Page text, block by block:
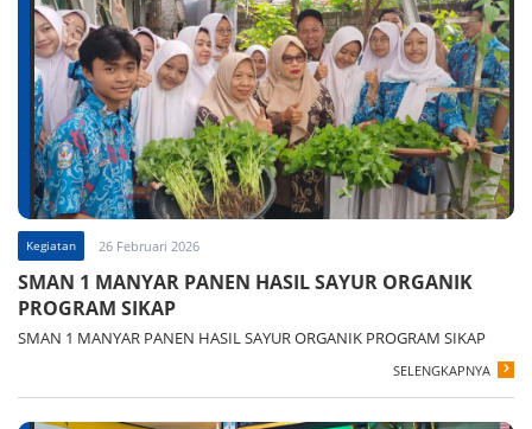
Kegiatan 26 Februari 2026
SMAN 1 MANYAR PANEN HASIL SAYUR ORGANIK
PROGRAM SIKAP
SMAN 1 MANYAR PANEN HASIL SAYUR ORGANIK PROGRAM SIKAP
SELENGKAPNYA